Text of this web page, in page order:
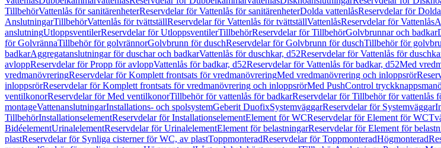
TillbehörVattenlås för sanitärenheterReservdelar för Vattenlås för sanitärenheterDolda vattenlåsReservdelar för
AnslutningarTillbehörVattenlås för tvättställReservdelar för Vattenlås för tvättställVattenlåsReservdelar för Vattenlås
anslutningUtloppsventilerReservdelar för UtloppsventilerTillbehörReservdelar för TillbehörGolvbrunnar och badkar
för GolvrännaTillbehör för golvrännorGolvbrunn för duschReservdelar för Golvbrunn för duschTillbehör för
badkarAggregatanslutningar för duschar och badkarVattenlås för duschkar, d52Reservdelar för Vattenlås för
avloppReservdelar för Propp för avloppVattenlås för badkar, d52Reservdelar för Vattenlås för badkar, d52Med
vredmanövreringReservdelar för Komplett frontsats för vredmanövreringMed vredmanövrering och inloppsrör
inloppsrörReservdelar för Komplett frontsats för vredmanövrering och inloppsrörMed PushControl
ventilkonorReservdelar för Med ventilkonorTillbehör för vattenlås för badkarReservdelar för Tillbehör för vattenlås
montageVattenanslutningarInstallations- och spolsystemGeberit DuofixSystemväggarReservdelar för Systemväggar
TillbehörInstallationselementReservdelar för InstallationselementElement för WCReservdelar för Element för WC
BidéelementUrinalelementReservdelar för UrinalelementElement för belastningarReservdelar för Element för
plastReservdelar för Synliga cisterner för WC, av plastToppmonteradReservdelar för ToppmonteradHögmonterad